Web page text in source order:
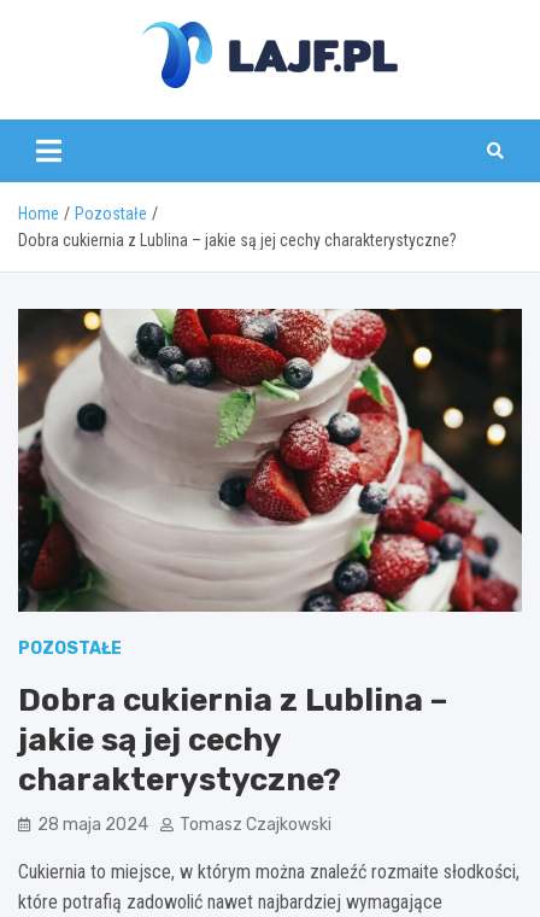
lajf.pl
Home
Pozostałe
Dobra cukiernia z Lublina – jakie są jej cechy charakterystyczne?
POZOSTAŁE
Dobra cukiernia z Lublina –
jakie są jej cechy
charakterystyczne?
28 maja 2024 Tomasz Czajkowski
Cukiernia to miejsce, w którym można znaleźć rozmaite słodkości,
które potrafią zadowolić nawet najbardziej wymagające